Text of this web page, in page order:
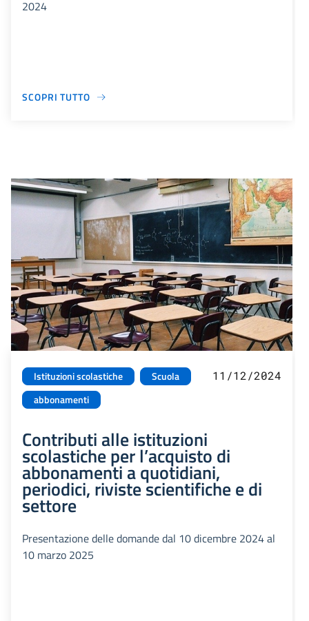
2024
SCOPRI TUTTO
Istituzioni scolastiche
Scuola
abbonamenti
11/12/2024
Contributi alle istituzioni
scolastiche per l’acquisto di
abbonamenti a quotidiani,
periodici, riviste scientifiche e di
settore
Presentazione delle domande dal 10 dicembre 2024 al
10 marzo 2025